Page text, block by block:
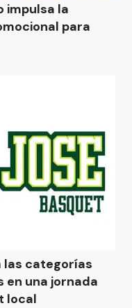
impulsa la
para
las categorías
en una jornada
local